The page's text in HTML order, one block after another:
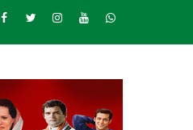
Facebook
TwitterInstagram
YoutubeWhatsapp